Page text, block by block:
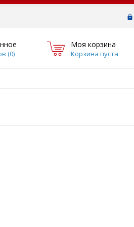
(0)
Моя корзина
Корзина пуста